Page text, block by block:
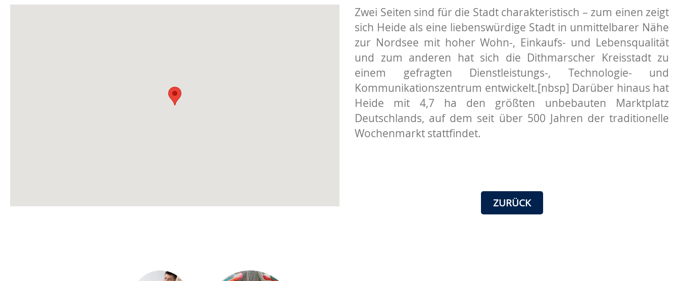
Zwei Seiten sind für die Stadt charakteristisch – zum einen zeigt
sich Heide als eine liebenswürdige Stadt in unmittelbarer Nähe
zur Nordsee mit hoher Wohn-, Einkaufs- und Lebensqualität
und zum anderen hat sich die Dithmarscher Kreisstadt zu
einem gefragten Dienstleistungs-, Technologie- und
Kommunikationszentrum entwickelt.[nbsp] Darüber hinaus hat
Heide mit 4,7 ha den größten unbebauten Marktplatz
Deutschlands, auf dem seit über 500 Jahren der traditionelle
Wochenmarkt stattfindet.
ZURÜCK